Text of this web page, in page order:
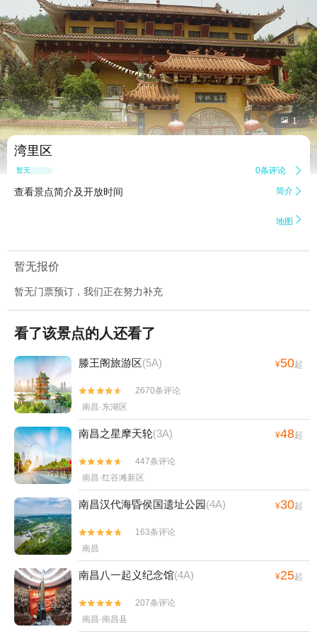
 1
湾里区
暂无点评 0条评论 
查看景点简介及开放时间 简介 
地图 
暂无报价
暂无门票预订，我们正在努力补充
看了该景点的人还看了
滕王阁旅游区(5A) ¥50起


2670条评论
南昌·东湖区
南昌之星摩天轮(3A) ¥48起


447条评论
南昌·红谷滩新区
南昌汉代海昏侯国遗址公园(4A) ¥30起


163条评论
南昌
南昌八一起义纪念馆(4A) ¥25起


207条评论
南昌·南昌县
